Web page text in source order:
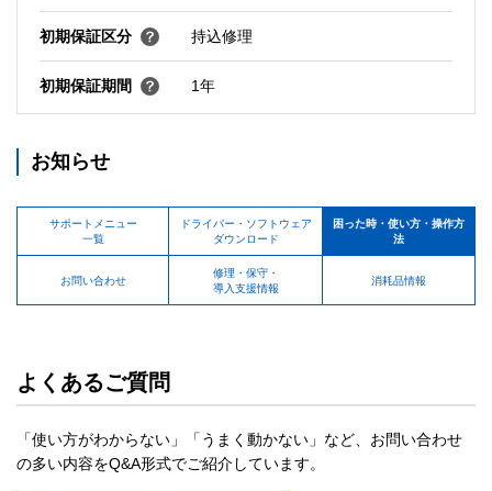
初期保証区分 持込修理
初期保証期間 1年
お知らせ
サポートメニュー
一覧
ドライバー・ソフトウェア
ダウンロード
困った時・使い方・操作方
法
お問い合わせ
修理・保守・
導入支援情報
消耗品情報
よくあるご質問
「使い方がわからない」「うまく動かない」など、お問い合わせ
の多い内容をQ&A形式でご紹介しています。